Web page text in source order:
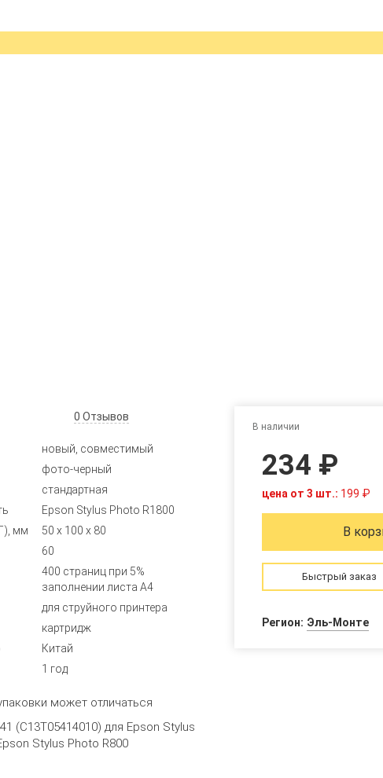
0 Отзывов
новый, совместимый
фото-черный
стандартная
Epson Stylus Photo R1800
мм
50 x 100 x 80
60
400 страниц при 5%
заполнении листа А4
для струйного принтера
картридж
Китай
1 год
может отличаться
(C13T05414010) для Epson Stylus
Stylus Photo R800
В наличии
234 ₽
цена от 3 шт.: 199 ₽
В
Быстрый заказ
Регион: Эль-Монте